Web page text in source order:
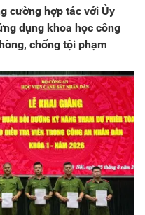
cường hợp tác với Ủy
dụng khoa học công
chống tội phạm